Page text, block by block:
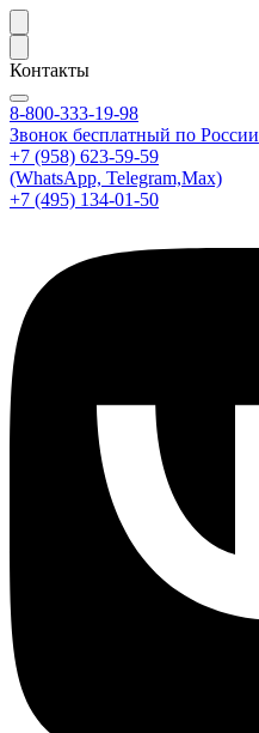
Контакты
8-800-333-19-98
Звонок бесплатный по России
+7 (958) 623-59-59
(WhatsApp, Telegram,Max)
+7 (495) 134-01-50